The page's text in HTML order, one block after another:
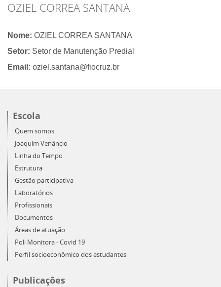
OZIEL CORREA SANTANA
Nome: OZIEL CORREA SANTANA
Setor: Setor de Manutenção Predial
Email: oziel.santana@fiocruz.br
Escola
Quem somos
Joaquim Venâncio
Linha do Tempo
Estrutura
Gestão participativa
Laboratórios
Profissionais
Documentos
Áreas de atuação
Poli Monitora - Covid 19
Perfil socioeconômico dos estudantes
Publicações